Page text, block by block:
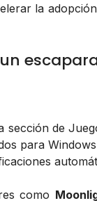
la
sección de
para
como